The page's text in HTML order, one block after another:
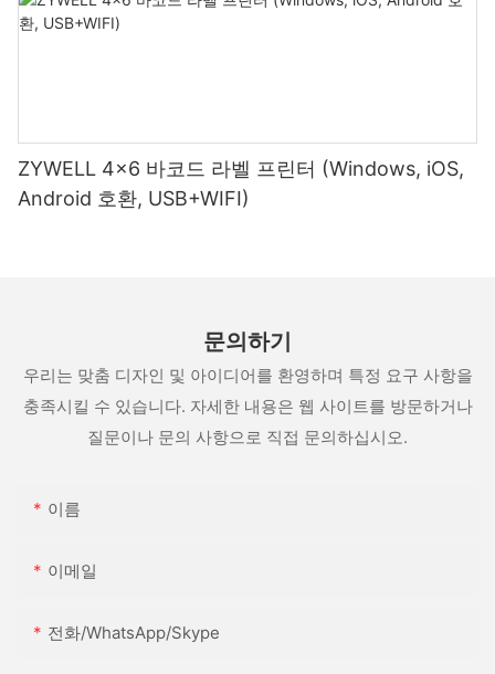
ZYWELL 4x6 바코드 라벨 프린터 (Windows, iOS,
Android 호환, USB+WIFI)
문의하기
우리는 맞춤 디자인 및 아이디어를 환영하며 특정 요구 사항을
충족시킬 수 있습니다. 자세한 내용은 웹 사이트를 방문하거나
질문이나 문의 사항으로 직접 문의하십시오.
이름
이메일
전화/WhatsApp/Skype